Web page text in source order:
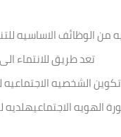
من الوظائف الاساسيه
تعد طريق للانتماء
الشخصيه الاجتماعيه
الهويه الاجتماعيهلديه